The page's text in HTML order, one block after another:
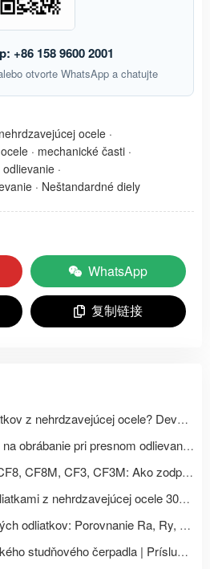
+86 158 9600 2001
otvorte WhatsApp a chatujte
ocele ·
· mechanické časti ·
odlievanie ·
· Neštandardné diely
WhatsApp
复制链接
Ako stanoviť ceny odliatkov z nehrdzavejúcej ocele? Deväť faktorov ovplyvňujúcich ceny presných odliatkov a zoznam požadovaných dokumentov pre cenové otázky.
Ako ponechať prídavky na obrábanie pri presnom odlievaní? Sprievodca rozmerovým návrhom odliatkov z nehrdzavejúcej ocele od polotovaru až po CNC hotový výrobok.
Porovnávacia tabuľka CF8, CF8M, CF3, CF3M: Ako zodpovedajú triedy odliatkov z nehrdzavejúcej ocele 304, 316, 304L a 316L?
Ako si vybrať medzi odliatkami z nehrdzavejúcej ocele 304, 304L, 316 a 316L? Porovnanie vlastností materiálu a scenárov použitia.
Drsnosť povrchu presných odliatkov: Porovnanie Ra, Ry, Rz pri CNC obrábaní s leštením
Adaptér na výstup hlbokého studňového čerpadla | Príslušenstvo k vodným čerpadlám z nehrdzavejúcej ocele na mieru